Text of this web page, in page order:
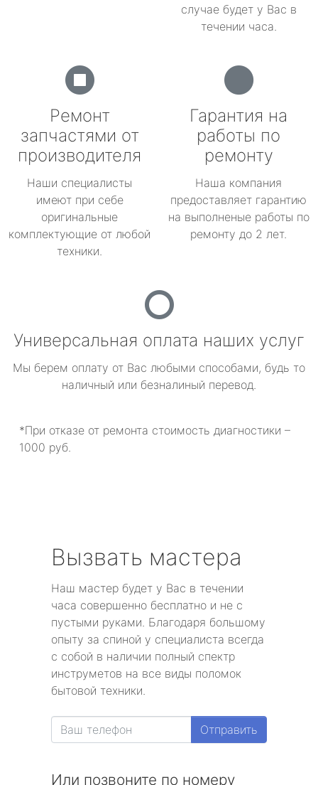
случае будет у Вас в
течении часа.
Ремонт
запчастями от
производителя
Наши специалисты
имеют при себе
оригинальные
комплектующие от любой
техники.
Гарантия на
работы по
ремонту
Наша компания
предоставляет гарантию
на выполненые работы по
ремонту до 2 лет.
Универсальная оплата наших услуг
Мы берем оплату от Вас любыми способами, будь то
наличный или безналиный перевод.
*При отказе от ремонта стоимость диагностики –
1000 руб.
Вызвать мастера
Наш мастер будет у Вас в течении
часа совершенно бесплатно и не с
пустыми руками. Благодаря большому
опыту за спиной у специалиста всегда
с собой в наличии полный спектр
инструметов на все виды поломок
бытовой техники.
Отправить
Или позвоните по номеру